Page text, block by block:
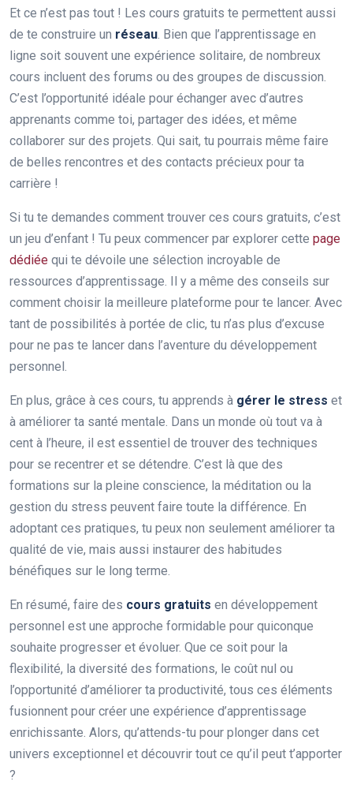
Et ce n’est pas tout ! Les cours gratuits te permettent aussi
de te construire un réseau . Bien que l’apprentissage en
ligne soit souvent une expérience solitaire, de nombreux
cours incluent des forums ou des groupes de discussion.
C’est l’opportunité idéale pour échanger avec d’autres
apprenants comme toi, partager des idées, et même
collaborer sur des projets. Qui sait, tu pourrais même faire
de belles rencontres et des contacts précieux pour ta
carrière !
Si tu te demandes comment trouver ces cours gratuits, c’est
un jeu d’enfant ! Tu peux commencer par explorer cette page
dédiée qui te dévoile une sélection incroyable de
ressources d’apprentissage. Il y a même des conseils sur
comment choisir la meilleure plateforme pour te lancer. Avec
tant de possibilités à portée de clic, tu n’as plus d’excuse
pour ne pas te lancer dans l’aventure du développement
personnel.
En plus, grâce à ces cours, tu apprends à gérer le stress et
à améliorer ta santé mentale. Dans un monde où tout va à
cent à l’heure, il est essentiel de trouver des techniques
pour se recentrer et se détendre. C’est là que des
formations sur la pleine conscience, la méditation ou la
gestion du stress peuvent faire toute la différence. En
adoptant ces pratiques, tu peux non seulement améliorer ta
qualité de vie, mais aussi instaurer des habitudes
bénéfiques sur le long terme.
En résumé, faire des cours gratuits en développement
personnel est une approche formidable pour quiconque
souhaite progresser et évoluer. Que ce soit pour la
flexibilité, la diversité des formations, le coût nul ou
l’opportunité d’améliorer ta productivité, tous ces éléments
fusionnent pour créer une expérience d’apprentissage
enrichissante. Alors, qu’attends-tu pour plonger dans cet
univers exceptionnel et découvrir tout ce qu’il peut t’apporter
?